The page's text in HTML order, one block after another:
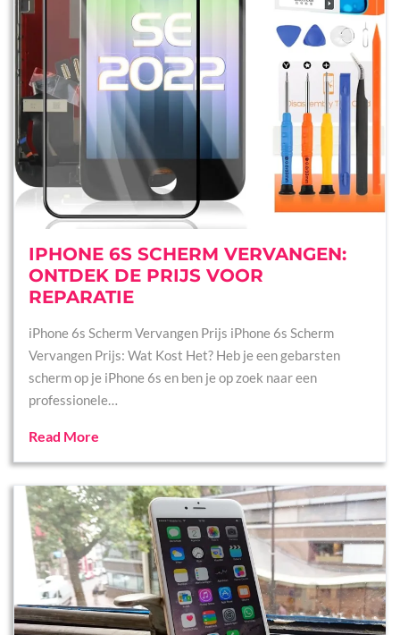
IPHONE 6S SCHERM VERVANGEN:
ONTDEK DE PRIJS VOOR
REPARATIE
iPhone 6s Scherm Vervangen Prijs iPhone 6s Scherm
Vervangen Prijs: Wat Kost Het? Heb je een gebarsten
scherm op je iPhone 6s en ben je op zoek naar een
professionele…
Read More